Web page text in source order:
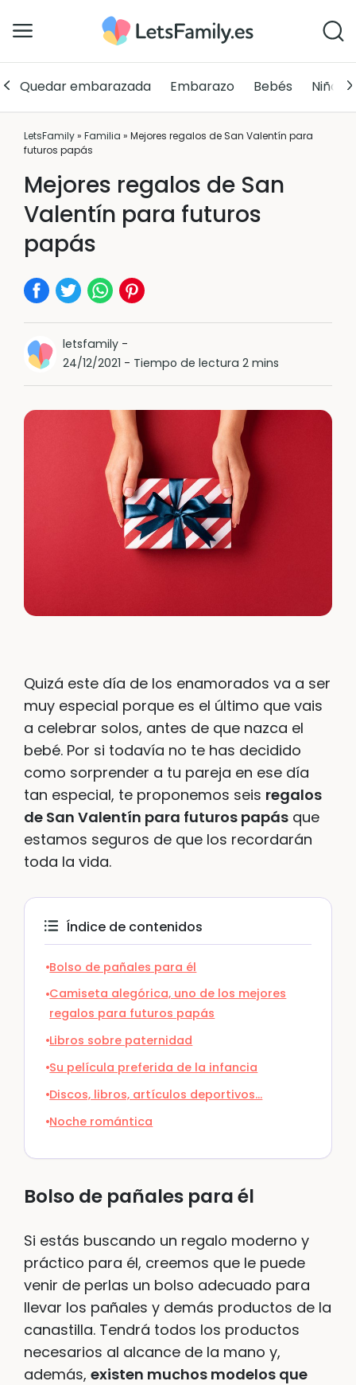
Quedar embarazada Embarazo Bebés Niños
LetsFamily» Familia » Mejores regalos de San Valentín para
futuros papás
Mejores regalos de San
Valentín para futuros
papás
letsfamily-
24/12/2021 - Tiempo de lectura 2 mins
Quizá este día de los enamorados va a ser
muy especial porque es el último que vais
a celebrar solos, antes de que nazca el
bebé. Por si todavía no te has decidido
como sorprender a tu pareja en ese día
tan especial, te proponemos seis regalos
de San Valentín para futuros papás que
estamos seguros de que los recordarán
toda la vida.
Índice de contenidos
Bolso de pañales para él
Camiseta alegórica, uno de los mejores
regalos para futuros papás
Libros sobre paternidad
Su película preferida de la infancia
Discos, libros, artículos deportivos…
Noche romántica
Bolso de pañales para él
Si estás buscando un regalo moderno y
práctico para él, creemos que le puede
venir de perlas un bolso adecuado para
llevar los pañales y demás productos de la
canastilla. Tendrá todos los productos
necesarios al alcance de la mano y,
además, existen muchos modelos que